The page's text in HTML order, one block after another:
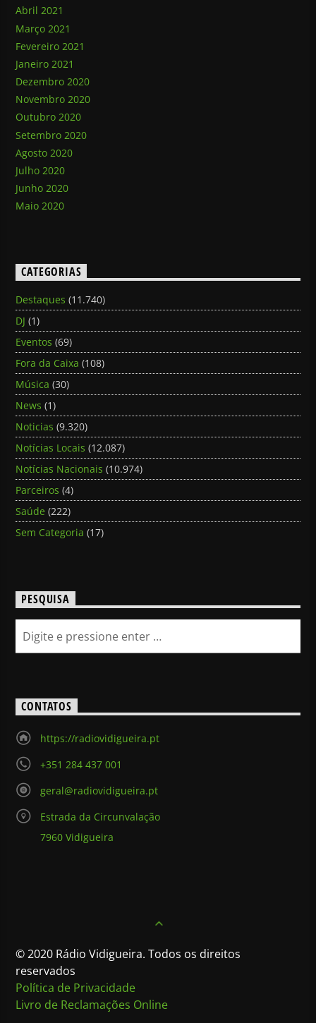
Abril 2021
Março 2021
Fevereiro 2021
Janeiro 2021
Dezembro 2020
Novembro 2020
Outubro 2020
Setembro 2020
Agosto 2020
Julho 2020
Junho 2020
Maio 2020
CATEGORIAS
Destaques (11.740)
DJ (1)
Eventos (69)
Fora da Caixa (108)
Música (30)
News (1)
Noticias (9.320)
Notícias Locais (12.087)
Notícias Nacionais (10.974)
Parceiros (4)
Saúde (222)
Sem Categoria (17)
PESQUISA
CONTATOS
https://radiovidigueira.pt
+351 284 437 001
geral@radiovidigueira.pt
Estrada da Circunvalação
7960 Vidigueira
© 2020 Rádio Vidigueira. Todos os direitos
reservados
Política de Privacidade
Livro de Reclamações Online